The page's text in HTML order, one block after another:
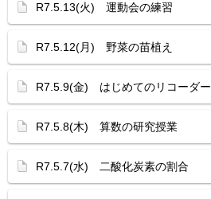
R7.5.13(火) 運動会の練習
R7.5.12(月) 野菜の苗植え
R7.5.9(金) はじめてのリコーダー
R7.5.8(木) 算数の研究授業
R7.5.7(水) 二酸化炭素の割合